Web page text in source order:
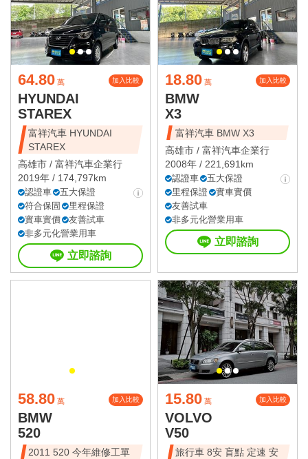
64.80 萬 加入比較
HYUNDAI
STAREX
富祥汽車 HYUNDAI
STAREX
高雄市 / 富祥汽車企業行
2019年 / 174,797km
認證車
五大保證
符合保固
里程保證
實車實價
友善試車
非多元化營業用車
立即諮詢
18.80 萬 加入比較
BMW
X3
富祥汽車 BMW X3
高雄市 / 富祥汽車企業行
2008年 / 221,691km
認證車
五大保證
里程保證
實車實價
友善試車
非多元化營業用車
立即諮詢
58.80 萬 加入比較
BMW
520
2011 520 今年維修工單
15.80 萬 加入比較
VOLVO
V50
旅行車 8安 盲點 定速 安